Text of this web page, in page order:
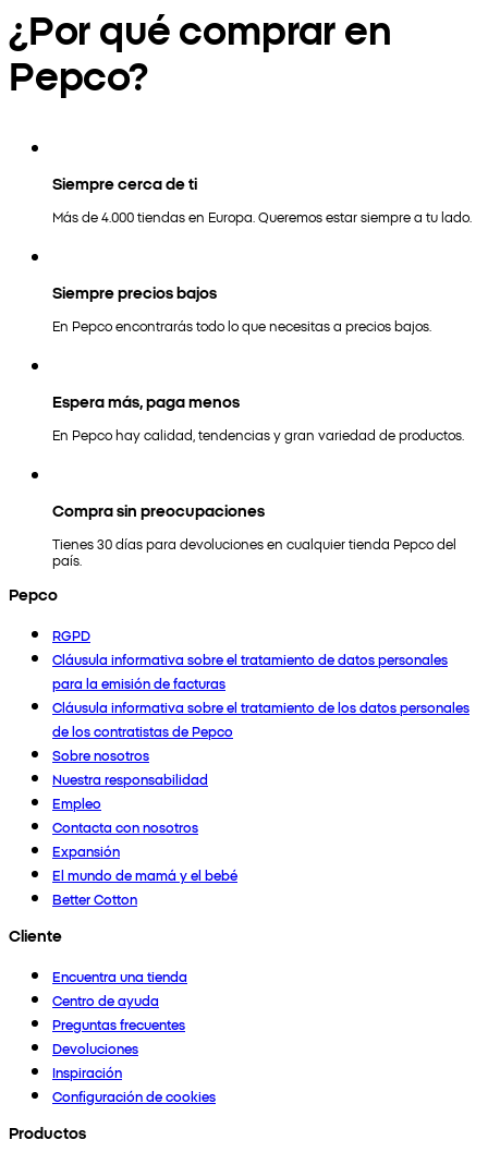
¿Por qué comprar en
Pepco?
Siempre cerca de ti
Más de 4.000 tiendas en Europa. Queremos estar siempre a tu lado.
Siempre precios bajos
En Pepco encontrarás todo lo que necesitas a precios bajos.
Espera más, paga menos
En Pepco hay calidad, tendencias y gran variedad de productos.
Compra sin preocupaciones
Tienes 30 días para devoluciones en cualquier tienda Pepco del
país.
Pepco
RGPD
Cláusula informativa sobre el tratamiento de datos personales
para la emisión de facturas
Cláusula informativa sobre el tratamiento de los datos personales
de los contratistas de Pepco
Sobre nosotros
Nuestra responsabilidad
Empleo
Contacta con nosotros
Expansión
El mundo de mamá y el bebé
Better Cotton
Cliente
Encuentra una tienda
Centro de ayuda
Preguntas frecuentes
Devoluciones
Inspiración
Configuración de cookies
Productos